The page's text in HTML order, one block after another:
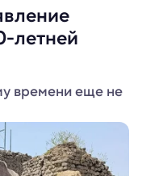
летней
времени еще не